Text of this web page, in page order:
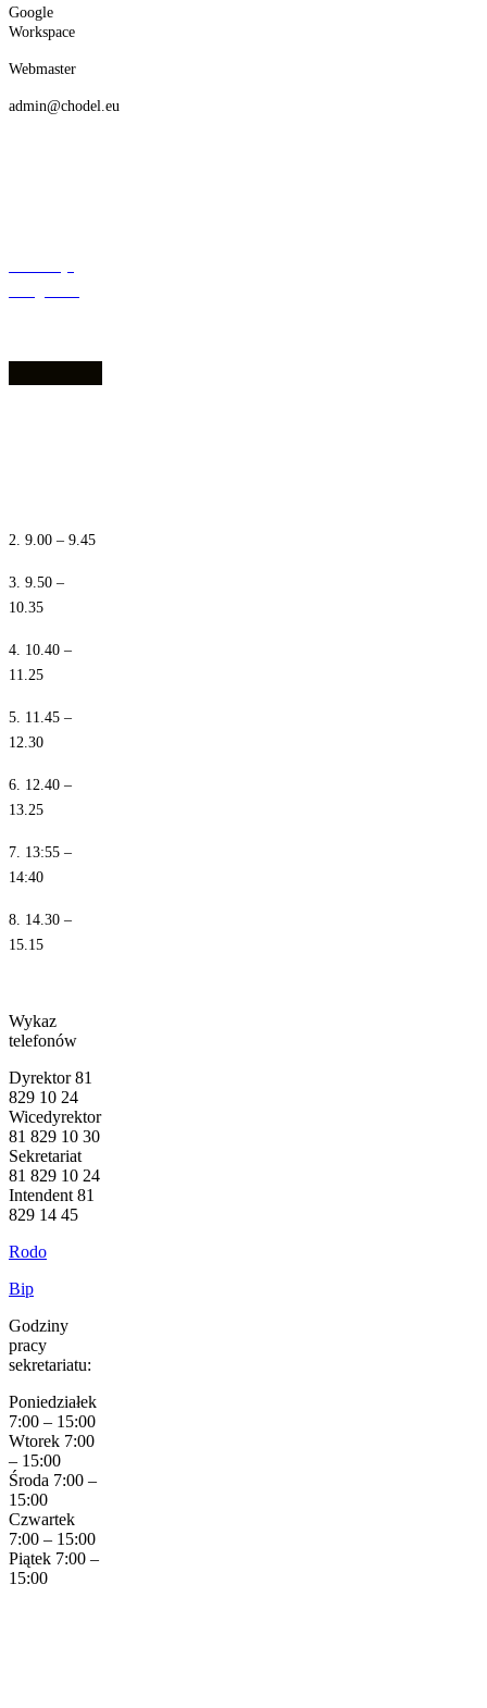
Google
Workspace
Webmaster
admin@chodel.eu
2. 9.00 – 9.45
3. 9.50 –
10.35
4. 10.40 –
11.25
5. 11.45 –
12.30
6. 12.40 –
13.25
7. 13:55 –
14:40
8. 14.30 –
15.15
Wykaz
telefonów
Dyrektor 81
829 10 24
Wicedyrektor
81 829 10 30
Sekretariat
81 829 10 24
Intendent 81
829 14 45
Rodo
Bip
Godziny
pracy
sekretariatu:
Poniedziałek
7:00 – 15:00
Wtorek 7:00
– 15:00
Środa 7:00 –
15:00
Czwartek
7:00 – 15:00
Piątek 7:00 –
15:00